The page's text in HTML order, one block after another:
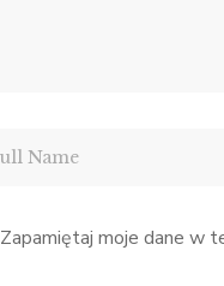
Zapamiętaj moje dane w